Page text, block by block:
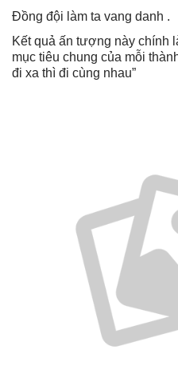
Đồng đội làm ta vang danh .
Kết quả ấn tượng này chính
mục tiêu chung của mỗi
đi xa thì đi cùng nhau”